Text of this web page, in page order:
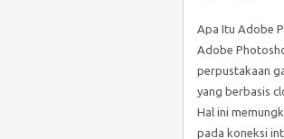
Apa Itu Adobe
Adobe
perpustakaan
yang berbasis
Hal ini
pada koneksi